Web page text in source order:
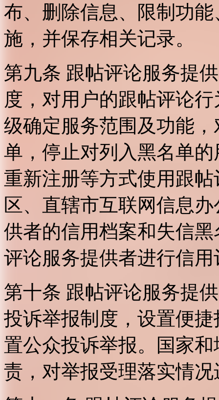
布、删除信息、限制功
施，并保存相关记录。
第九条 跟帖评论服务提
度，对用户的跟帖评论
级确定服务范围及功能
单，停止对列入黑名单
重新注册等方式使用跟
区、直辖市互联网信息
供者的信用档案和失信
评论服务提供者进行信用
第十条 跟帖评论服务提
投诉举报制度，设置便
置公众投诉举报。国家
责，对举报受理落实情